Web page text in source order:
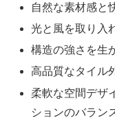
自然な素材感と
光と風を取り入
構造の強さを生
高品質なタイル
柔軟な空間デザ
ションのバラン